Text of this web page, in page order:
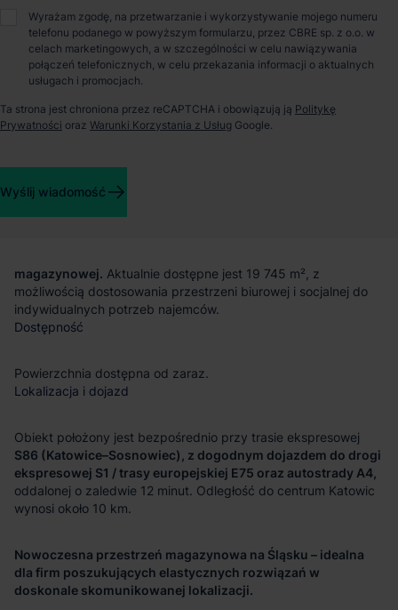
O parku
Magazyn do wynajęcia – EXETER Park Czeladź
EXETER Park Czeladź
to nowoczesny kompleks magazynowo-
produkcyjny zlokalizowany w Czeladzi, w samym sercu
głównych tras komunikacyjnych regionu.
magazynowej. Aktualnie dostępne jest 19 745 m², z
możliwością dostosowania przestrzeni biurowej i socjalnej do
indywidualnych potrzeb najemców.
Dostępność
Powierzchnia dostępna od zaraz.
Lokalizacja i dojazd
Obiekt położony jest bezpośrednio przy trasie ekspresowej
S86 (Katowice–Sosnowiec), z dogodnym dojazdem do drogi
ekspresowej S1 / trasy europejskiej E75 oraz autostrady A4,
oddalonej o zaledwie 12 minut. Odległość do centrum Katowic
wynosi około 10 km.
Nowoczesna przestrzeń magazynowa na Śląsku – idealna
dla firm poszukujących elastycznych rozwiązań w
doskonale skomunikowanej lokalizacji.
Wyrażam zgodę, na przetwarzanie i wykorzystywanie mojego numeru
telefonu podanego w powyższym formularzu, przez CBRE sp. z o.o. w
celach marketingowych, a w szczególności w celu nawiązywania
połączeń telefonicznych, w celu przekazania informacji o aktualnych
usługach i promocjach.
Ta strona jest chroniona przez reCAPTCHA i obowiązują ją Politykę
Prywatności oraz Warunki Korzystania z Usług Google.
Wyślij wiadomość